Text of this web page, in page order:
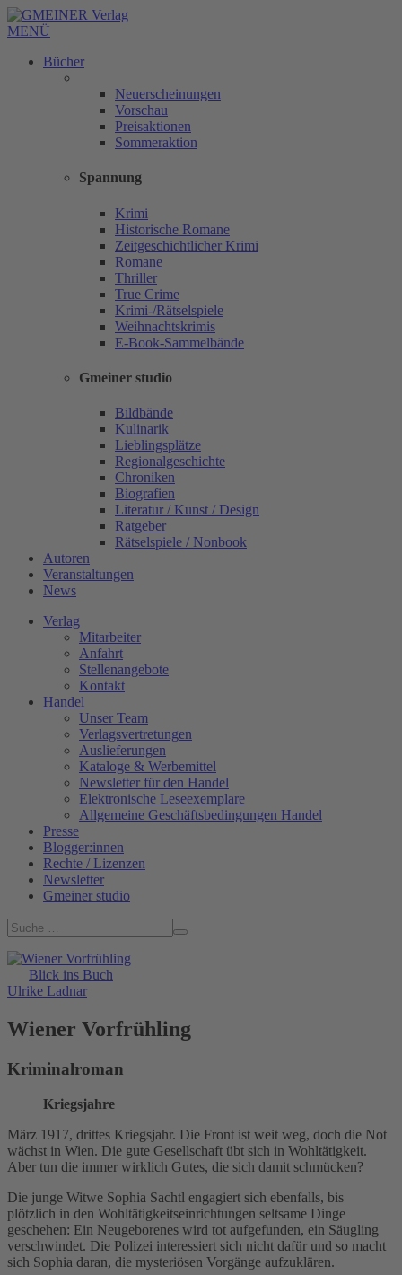
MENÜ
Bücher
Neuerscheinungen
Vorschau
Preisaktionen
Sommeraktion
Spannung
Krimi
Historische Romane
Zeitgeschichtlicher Krimi
Romane
Thriller
True Crime
Krimi-/Rätselspiele
Weihnachtskrimis
E-Book-Sammelbände
Gmeiner studio
Bildbände
Kulinarik
Lieblingsplätze
Regionalgeschichte
Chroniken
Biografien
Literatur / Kunst / Design
Ratgeber
Rätselspiele / Nonbook
Autoren
Veranstaltungen
News
Verlag
Mitarbeiter
Anfahrt
Stellenangebote
Kontakt
Handel
Unser Team
Verlagsvertretungen
Auslieferungen
Kataloge & Werbemittel
Newsletter für den Handel
Elektronische Leseexemplare
Allgemeine Geschäftsbedingungen Handel
Presse
Blogger:innen
Rechte / Lizenzen
Newsletter
Gmeiner studio
Blick ins Buch
Ulrike Ladnar
Wiener Vorfrühling
Kriminalroman
Kriegsjahre
März 1917, drittes Kriegsjahr. Die Front ist weit weg, doch die Not
wächst in Wien. Die gute Gesellschaft übt sich in Wohltätigkeit.
Aber tun die immer wirklich Gutes, die sich damit schmücken?
Die junge Witwe Sophia Sachtl engagiert sich ebenfalls, bis
plötzlich in den Wohltätigkeitseinrichtungen seltsame Dinge
geschehen: Ein Neugeborenes wird tot aufgefunden, ein Säugling
verschwindet. Die Polizei interessiert sich nicht dafür und so macht
sich Sophia daran, die mysteriösen Vorgänge aufzuklären.